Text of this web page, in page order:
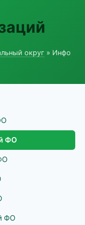
округ » Инфо
ФО
ФО